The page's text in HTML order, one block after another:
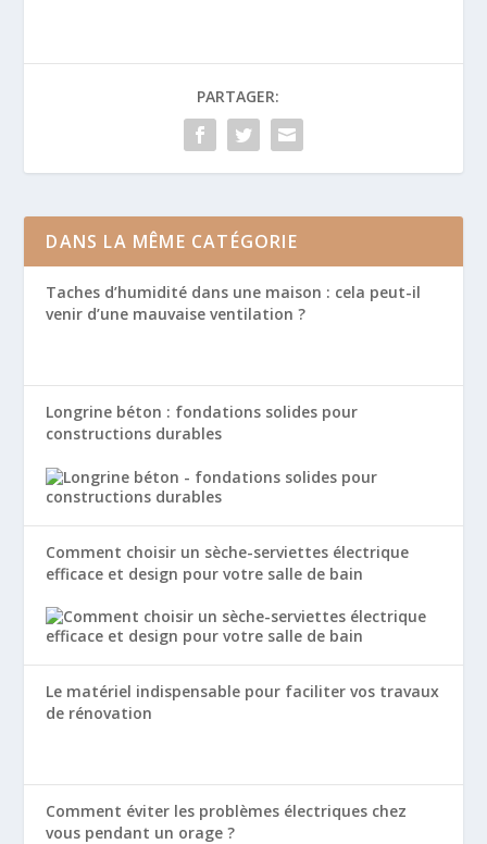
PARTAGER:
DANS LA MÊME CATÉGORIE
Taches d’humidité dans une maison : cela peut-il
venir d’une mauvaise ventilation ?
Longrine béton : fondations solides pour
constructions durables
Comment choisir un sèche-serviettes électrique
efficace et design pour votre salle de bain
Le matériel indispensable pour faciliter vos travaux
de rénovation
Comment éviter les problèmes électriques chez
vous pendant un orage ?